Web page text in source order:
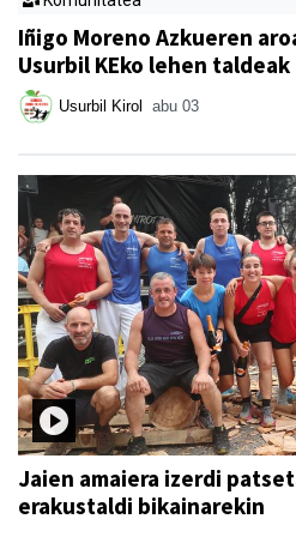
Iñigo Moreno Azkueren
Usurbil KEko lehen taldeak
Usurbil Kirol abu 03
Jaien amaiera izerdi
erakustaldi bikainarekin